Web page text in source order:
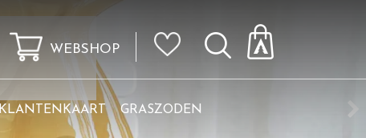
WEBSHOP
KLANTENKAART GRASZODEN